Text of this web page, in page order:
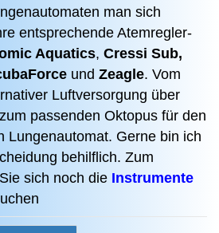
man sich
entsprechende Atemregler-
Aquatics, Cressi Sub,
und Zeagle. Vom
Luftversorgung über
passenden Oktopus für den
Lungenautomat. Gerne bin ich
behilflich. Zum
sich noch die Instrumente